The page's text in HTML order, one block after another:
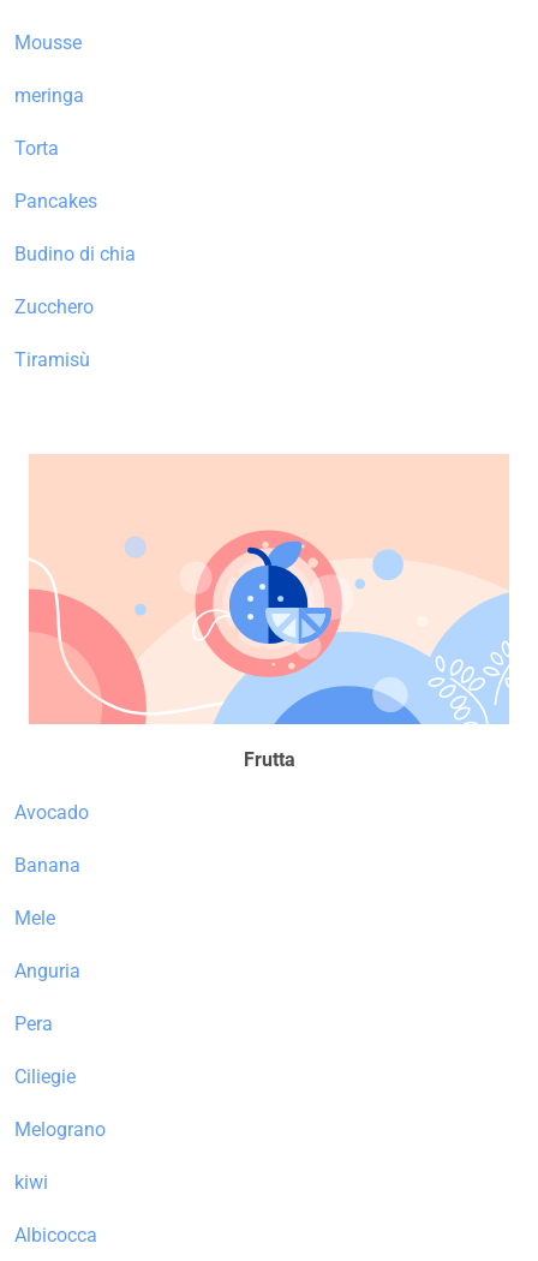
Mousse
meringa
Torta
Pancakes
Budino di chia
Zucchero
Tiramisù
Frutta
Avocado
Banana
Mele
Anguria
Pera
Ciliegie
Melograno
kiwi
Albicocca